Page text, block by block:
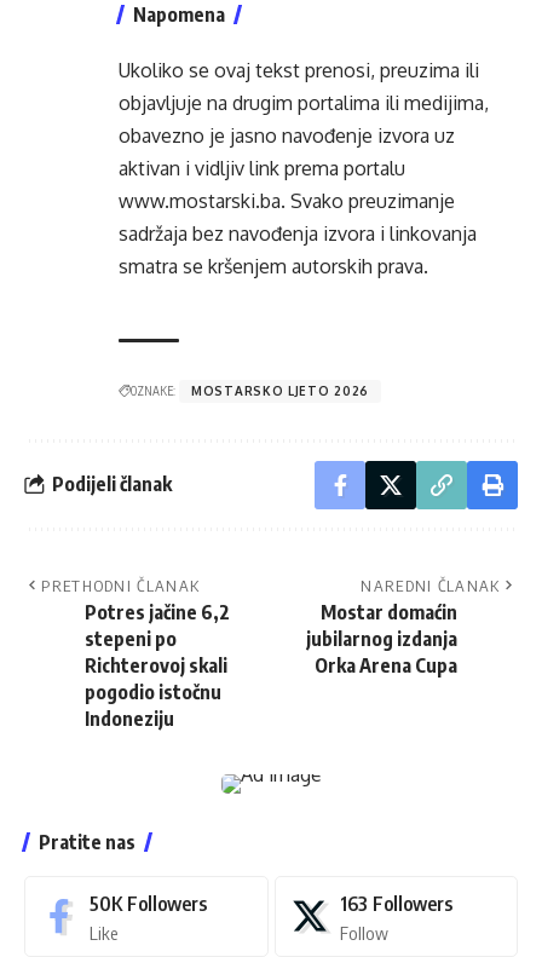
Napomena
Ukoliko se ovaj tekst prenosi, preuzima ili
objavljuje na drugim portalima ili medijima,
obavezno je jasno navođenje izvora uz
aktivan i vidljiv link prema portalu
www.mostarski.ba. Svako preuzimanje
sadržaja bez navođenja izvora i linkovanja
smatra se kršenjem autorskih prava.
OZNAKE: MOSTARSKO LJETO 2026
Podijeli članak
PRETHODNI ČLANAK
Potres jačine 6,2
stepeni po
Richterovoj skali
pogodio istočnu
Indoneziju
NAREDNI ČLANAK
Mostar domaćin
jubilarnog izdanja
Orka Arena Cupa
Pratite nas
50K Followers
Like
163 Followers
Follow